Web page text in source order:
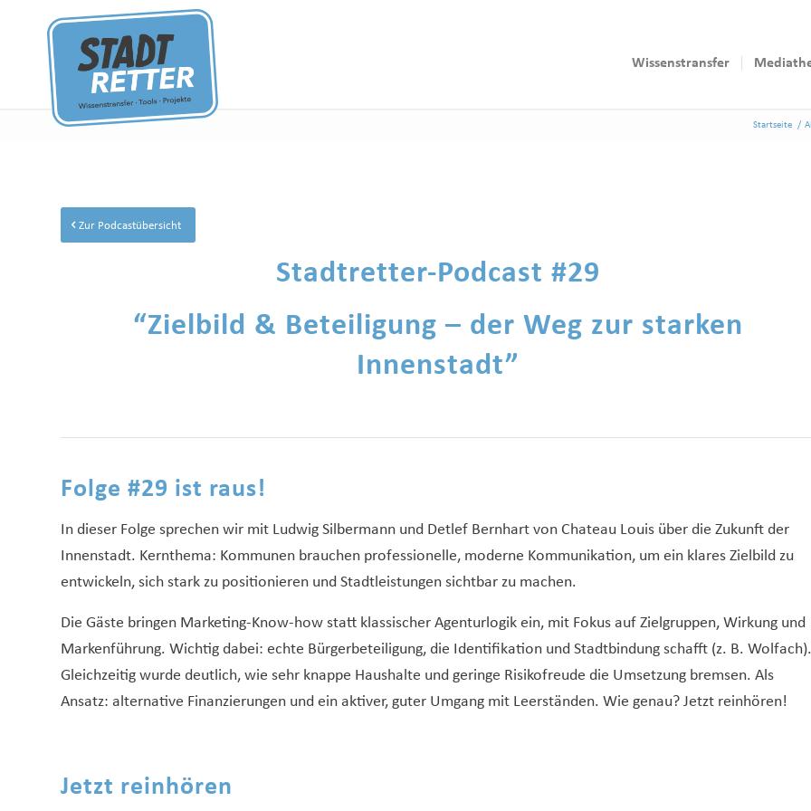
Wissenstransfer
Startseite /
Zur Podcastübersicht
Stadtretter-Podcast #29
“Zielbild & Beteiligung – der Weg zur starken
Innenstadt”
Folge #29 ist raus!
In dieser Folge sprechen wir mit Ludwig Silbermann und Detlef Bernhart von Chateau Louis über die Zukunft der
Innenstadt. Kernthema: Kommunen brauchen professionelle, moderne Kommunikation, um ein klares Zielbild zu
entwickeln, sich stark zu positionieren und Stadtleistungen sichtbar zu machen.
Die Gäste bringen Marketing-Know-how statt klassischer Agenturlogik ein, mit Fokus auf Zielgruppen, Wirkung und
Markenführung. Wichtig dabei: echte Bürgerbeteiligung, die Identifikation und Stadtbindung schafft (z. B. Wolfach).
Gleichzeitig wurde deutlich, wie sehr knappe Haushalte und geringe Risikofreude die Umsetzung bremsen. Als
Ansatz: alternative Finanzierungen und ein aktiver, guter Umgang mit Leerständen. Wie genau? Jetzt reinhören!
Jetzt reinhören